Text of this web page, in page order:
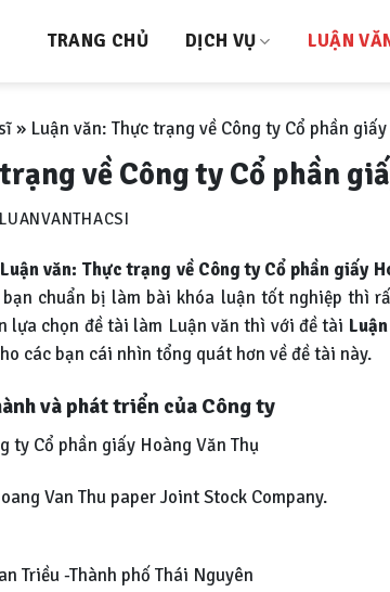
TRANG CHỦ DỊCH VỤ LUẬN
» Luận văn: Thực trạng về Công ty Cổ phần
về Công ty Cổ phần
LUANVANTHACSI
văn: Thực trạng về Công ty Cổ phần giấy
chuẩn bị làm bài khóa luận tốt nghiệp thì
lựa chọn đề tài làm Luận văn thì với đề tài
các bạn cái nhìn tổng quát hơn về đề tài này.
và phát triển của Công ty
ty Cổ phần giấy Hoàng Văn Thụ
Van Thu paper Joint Stock Company.
Triều -Thành phố Thái Nguyên